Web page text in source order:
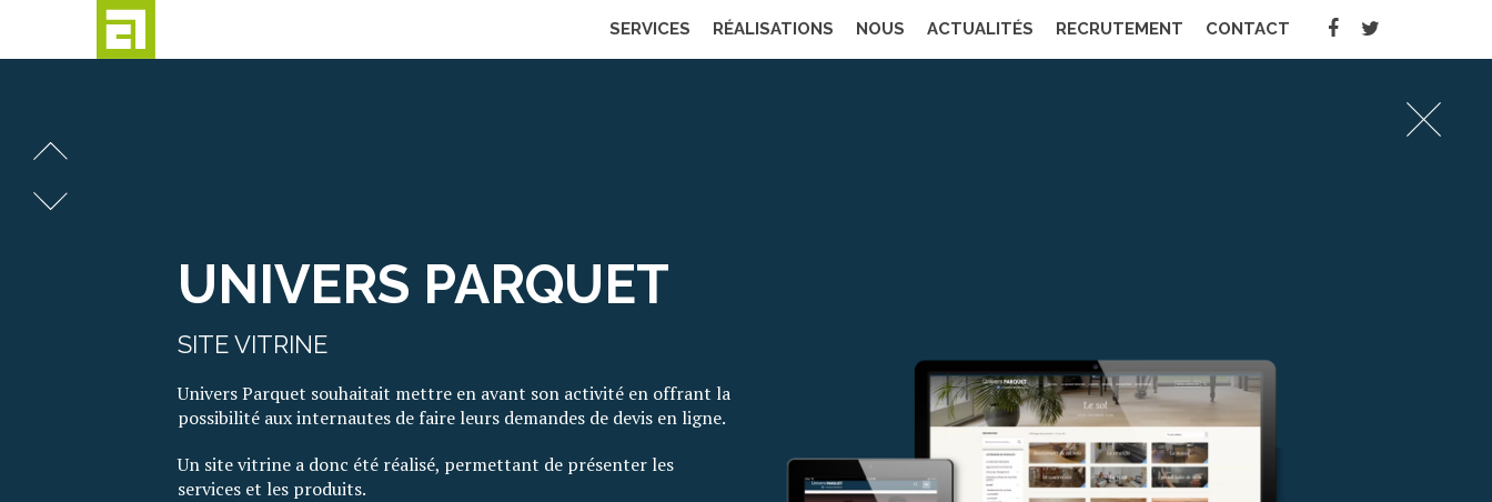
SERVICES RÉALISATIONS NOUS ACTUALITÉS RECRUTEMENT CONTACT
UNIVERS PARQUET
SITE VITRINE
Univers Parquet souhaitait mettre en avant son activité en offrant la
possibilité aux internautes de faire leurs demandes de devis en ligne.
Un site vitrine a donc été réalisé, permettant de présenter les
services et les produits.